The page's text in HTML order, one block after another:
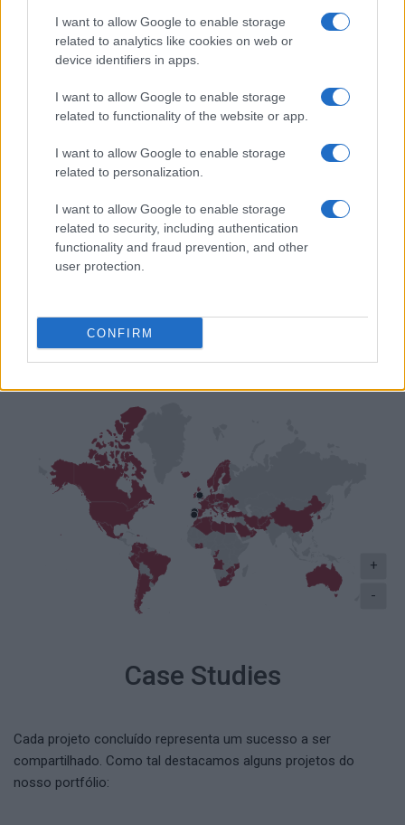
I want to allow Google to enable storage
related to analytics like cookies on web or
device identifiers in apps.
I want to allow Google to enable storage
related to functionality of the website or app.
I want to allow Google to enable storage
related to personalization.
I want to allow Google to enable storage
related to security, including authentication
functionality and fraud prevention, and other
user protection.
CONFIRM
Energia
auxiliam a correta operação …
Posicionamento Global
+
-
Case Studies
Cada projeto concluído representa um sucesso a ser
compartilhado. Como tal destacamos alguns projetos do
nosso portfólio: